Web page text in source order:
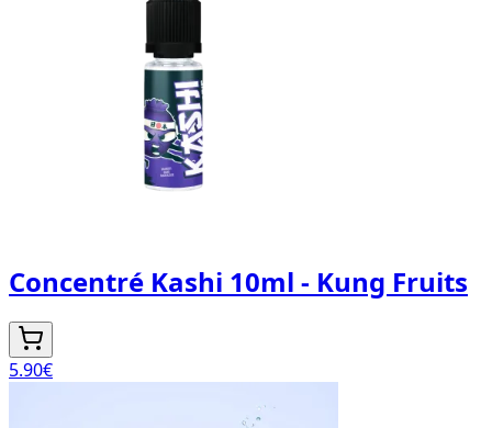
Concentré Kashi 10ml - Kung Fruits
5.90€